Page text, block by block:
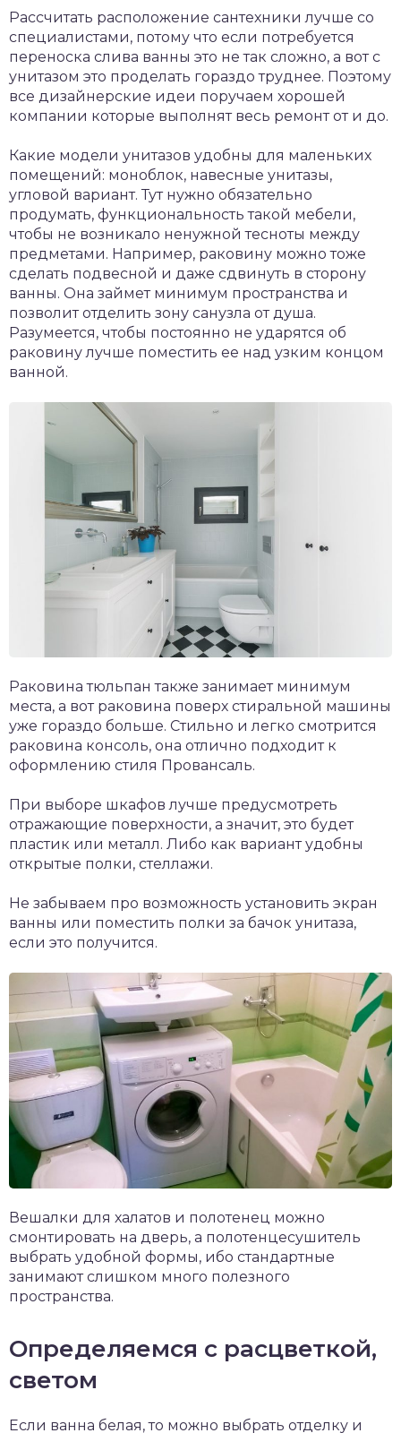
Рассчитать расположение сантехники лучше со
специалистами, потому что если потребуется
переноска слива ванны это не так сложно, а вот с
унитазом это проделать гораздо труднее. Поэтому
все дизайнерские идеи поручаем хорошей
компании которые выполнят весь ремонт от и до.
Какие модели унитазов удобны для маленьких
помещений: моноблок, навесные унитазы,
угловой вариант. Тут нужно обязательно
продумать, функциональность такой мебели,
чтобы не возникало ненужной тесноты между
предметами. Например, раковину можно тоже
сделать подвесной и даже сдвинуть в сторону
ванны. Она займет минимум пространства и
позволит отделить зону санузла от душа.
Разумеется, чтобы постоянно не ударятся об
раковину лучше поместить ее над узким концом
ванной.
Раковина тюльпан также занимает минимум
места, а вот раковина поверх стиральной машины
уже гораздо больше. Стильно и легко смотрится
раковина консоль, она отлично подходит к
оформлению стиля Провансаль.
При выборе шкафов лучше предусмотреть
отражающие поверхности, а значит, это будет
пластик или металл. Либо как вариант удобны
открытые полки, стеллажи.
Не забываем про возможность установить экран
ванны или поместить полки за бачок унитаза,
если это получится.
Вешалки для халатов и полотенец можно
смонтировать на дверь, а полотенцесушитель
выбрать удобной формы, ибо стандартные
занимают слишком много полезного
пространства.
Определяемся с расцветкой,
светом
Если ванна белая, то можно выбрать отделку и